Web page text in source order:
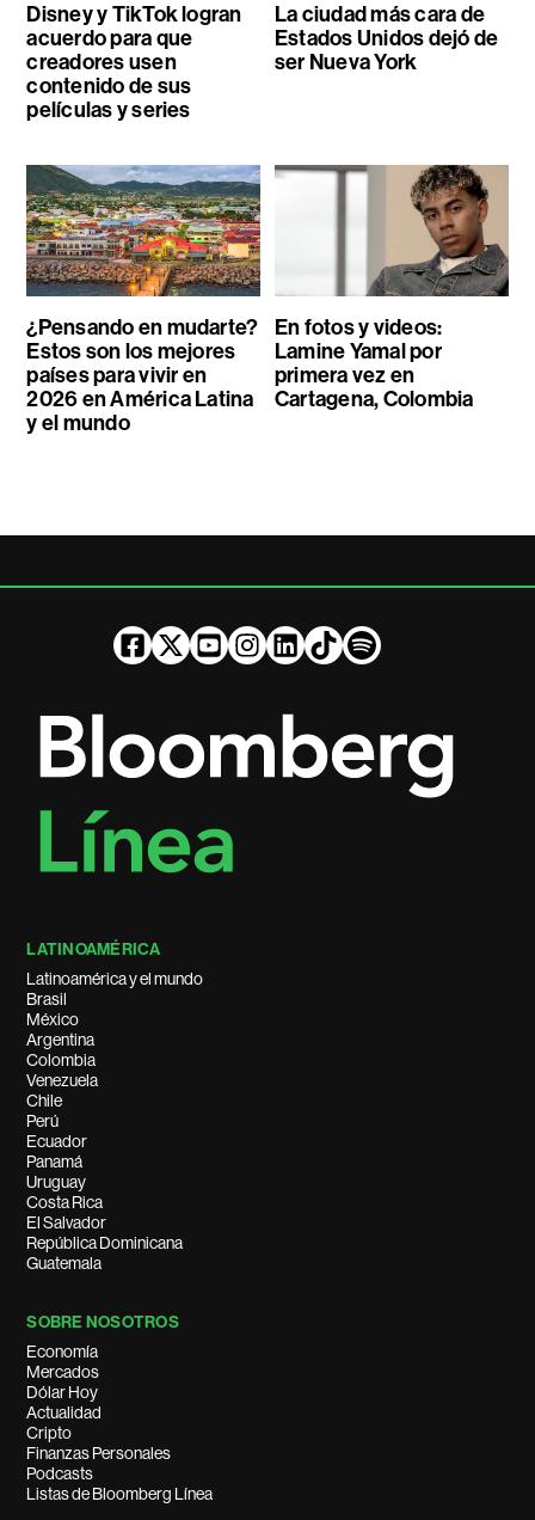
Disney y TikTok logran
acuerdo para que
creadores usen
contenido de sus
películas y series
La ciudad más cara de
Estados Unidos dejó de
ser Nueva York
¿Pensando en mudarte?
Estos son los mejores
países para vivir en
2026 en América Latina
y el mundo
En fotos y videos:
Lamine Yamal por
primera vez en
Cartagena, Colombia
LATINOAMÉRICA
Latinoamérica y el mundo
Brasil
México
Argentina
Colombia
Venezuela
Chile
Perú
Ecuador
Panamá
Uruguay
Costa Rica
El Salvador
República Dominicana
Guatemala
SOBRE NOSOTROS
Economía
Mercados
Dólar Hoy
Actualidad
Cripto
Finanzas Personales
Podcasts
Listas de Bloomberg Línea